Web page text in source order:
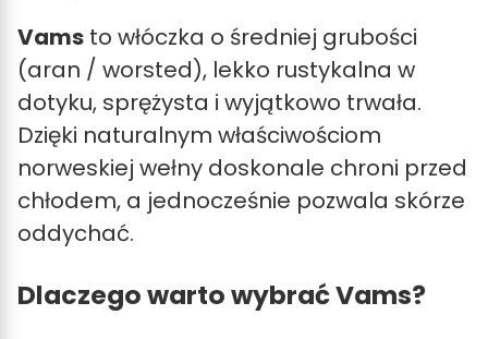
Vams to włóczka o średniej grubości
(aran / worsted), lekko rustykalna w
dotyku, sprężysta i wyjątkowo trwała.
Dzięki naturalnym właściwościom
norweskiej wełny doskonale chroni przed
chłodem, a jednocześnie pozwala skórze
oddychać.
Dlaczego warto wybrać Vams?